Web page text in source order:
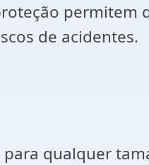
permitem
de acidentes.
qualquer